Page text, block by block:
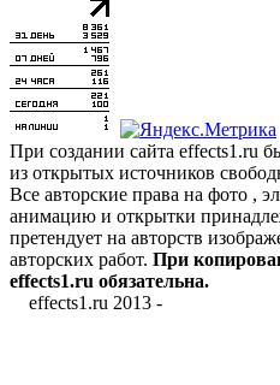
При создании сайта effects1.ru
из открытых источников
Все авторские права на фото ,
анимацию и открытки
претендует на авторств
авторских работ. При
effects1.ru обязательна.
effects1.ru 2013 -